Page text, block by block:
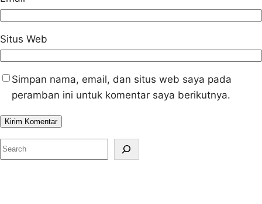
Situs Web
Simpan nama, email, dan situs web saya pada
peramban ini untuk komentar saya berikutnya.
S
e